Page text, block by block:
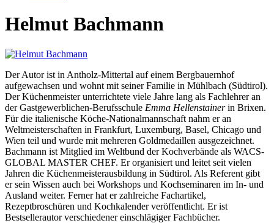
Helmut Bachmann
Der Autor ist in Antholz-Mittertal auf einem Bergbauernhof
aufgewachsen und wohnt mit seiner Familie in Mühlbach (Südtirol).
Der Küchenmeister unterrichtete viele Jahre lang als Fachlehrer an
der Gastgewerblichen-Berufsschule Emma Hellenstainerin Brixen.
Für die italienische Köche-Nationalmannschaft nahm er an
Weltmeisterschaften in Frankfurt, Luxemburg, Basel, Chicago und
Wien teil und wurde mit mehreren Goldmedaillen ausgezeichnet.
Bachmann ist Mitglied im Weltbund der Kochverbände als WACS-
GLOBAL MASTER CHEF. Er organisiert und leitet seit vielen
Jahren die Küchenmeisterausbildung in Südtirol. Als Referent gibt
er sein Wissen auch bei Workshops und Kochseminaren im In- und
Ausland weiter. Ferner hat er zahlreiche Fachartikel,
Rezeptbroschüren und Kochkalender veröffentlicht. Er ist
Bestsellerautor verschiedener einschlägiger Fachbücher.